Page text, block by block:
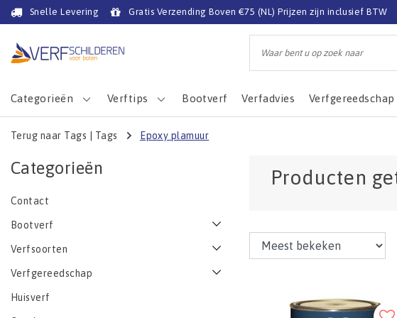
Snelle Levering Gratis Verzending Boven €75 (NL) Prijzen zijn inclusief BTW
Categorieën Verftips Bootverf Verfadvies Verfgereedschap
Terug naar Tags Tags Epoxy plamuur
Categorieën
Contact
Bootverf
Verfsoorten
Verfgereedschap
Huisverf
Producten